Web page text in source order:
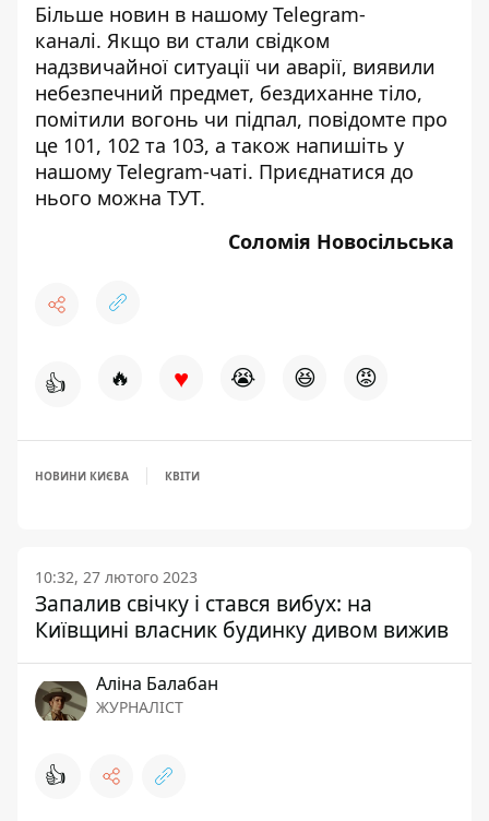
Більше новин в нашому Telegram-
каналі. Якщо ви стали свідком
надзвичайної ситуації чи аварії, виявили
небезпечний предмет, бездиханне тіло,
помітили вогонь чи підпал, повідомте про
це 101, 102 та 103, а також напишіть у
нашому Telegram-чаті. Приєднатися до
нього можна ТУТ.
Соломія Новосільська
👍 🔥 ♥ 😭 😆 😡
НОВИНИ КИЄВА КВІТИ
10:32, 27 лютого 2023
Запалив свічку і стався вибух: на
Київщині власник будинку дивом вижив
Аліна Балабан
ЖУРНАЛІСТ
👍